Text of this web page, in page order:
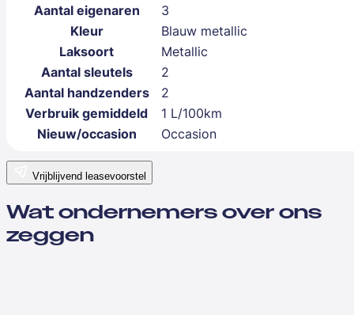
Aantal eigenaren
3
Kleur
Blauw metallic
Laksoort
Metallic
Aantal sleutels
2
Aantal handzenders
2
Verbruik gemiddeld
1 L/100km
Nieuw/occasion
Occasion
Vrijblijvend leasevoorstel
Wat ondernemers over ons
zeggen